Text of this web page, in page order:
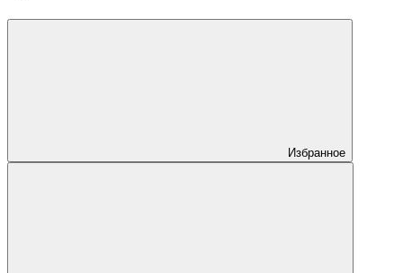
Избранное